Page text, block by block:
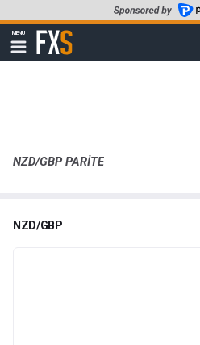
to
main
content
MENU
Show
navigation
FXStreet
NZD/GBP PARITE
NZD/GBP